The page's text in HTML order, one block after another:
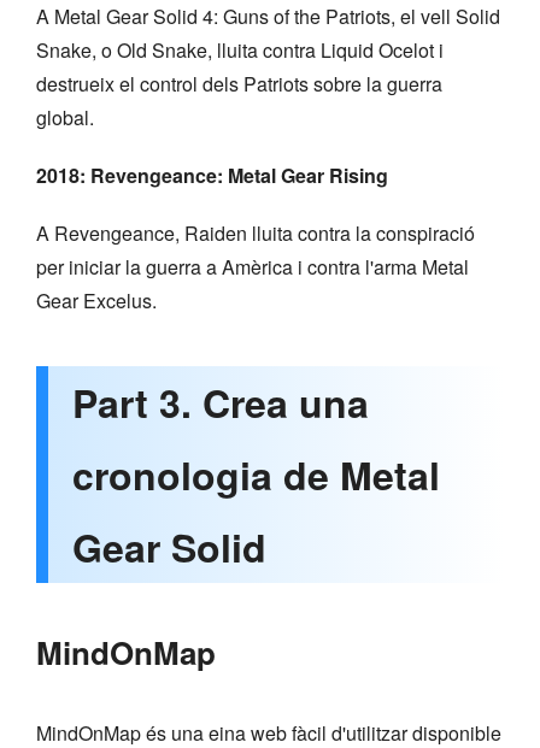
A Metal Gear Solid 4: Guns of the Patriots, el vell Solid
Snake, o Old Snake, lluita contra Liquid Ocelot i
destrueix el control dels Patriots sobre la guerra
global.
2018: Revengeance: Metal Gear Rising
A Revengeance, Raiden lluita contra la conspiració
per iniciar la guerra a Amèrica i contra l'arma Metal
Gear Excelus.
Part 3. Crea una
cronologia de Metal
Gear Solid
MindOnMap
MindOnMap és una eina web fàcil d'utilitzar disponible